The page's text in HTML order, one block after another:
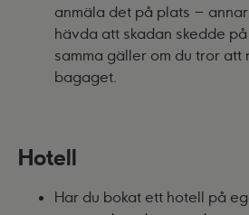
anmäla det på plats –
hävda att skadan skedde
samma gäller om du tror att
bagaget.
Hotell
Har du bokat ett hotell på